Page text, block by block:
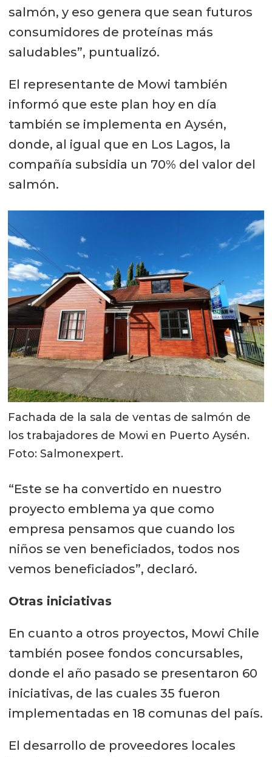
salmón, y eso genera que sean futuros
consumidores de proteínas más
saludables”, puntualizó.
El representante de Mowi también
informó que este plan hoy en día
también se implementa en Aysén,
donde, al igual que en Los Lagos, la
compañía subsidia un 70% del valor del
salmón.
Fachada de la sala de ventas de salmón de
los trabajadores de Mowi en Puerto Aysén.
Foto: Salmonexpert.
“Este se ha convertido en nuestro
proyecto emblema ya que como
empresa pensamos que cuando los
niños se ven beneficiados, todos nos
vemos beneficiados”, declaró.
Otras iniciativas
En cuanto a otros proyectos, Mowi Chile
también posee fondos concursables,
donde el año pasado se presentaron 60
iniciativas, de las cuales 35 fueron
implementadas en 18 comunas del país.
El desarrollo de proveedores locales